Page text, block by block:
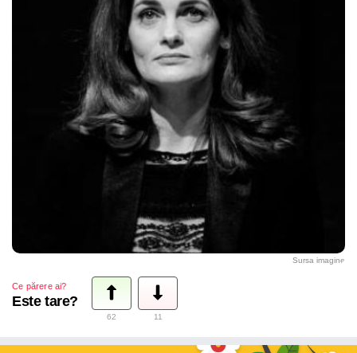
Sursa imagine
Ce părere ai?
Este tare?
62 11